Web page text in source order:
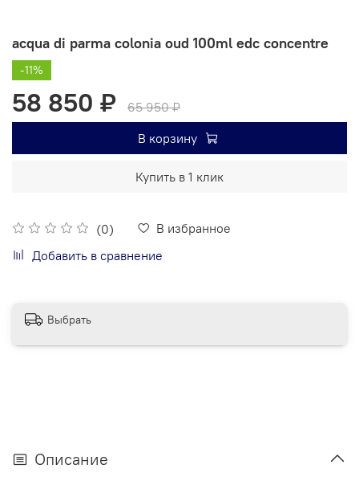
acqua di parma colonia oud 100ml edc concentre
(0)
В избранное
Добавить в сравнение
-11%
58 850 ₽
65 950 ₽
В корзину
Купить в 1 клик
Выбрать
Описание